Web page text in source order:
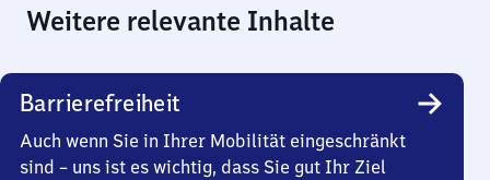
Weitere relevante Inhalte
Barrierefreiheit
Auch wenn Sie in Ihrer Mobilität eingeschränkt
sind – uns ist es wichtig, dass Sie gut Ihr Ziel